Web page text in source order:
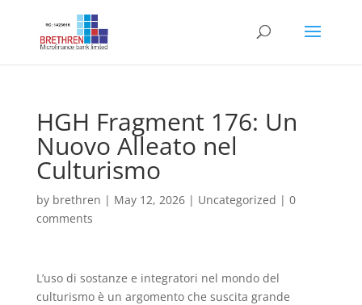
HGH Fragment 176: Un
Nuovo Alleato nel
Culturismo
by brethren | May 12, 2026| Uncategorized | 0
comments
L’uso di sostanze e integratori nel mondo del
culturismo è un argomento che suscita grande